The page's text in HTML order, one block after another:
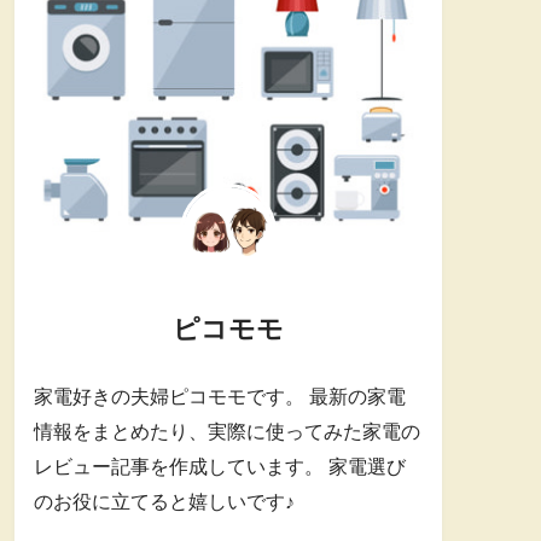
ピコモモ
家電好きの夫婦ピコモモです。 最新の家電
情報をまとめたり、実際に使ってみた家電の
レビュー記事を作成しています。 家電選び
のお役に立てると嬉しいです♪